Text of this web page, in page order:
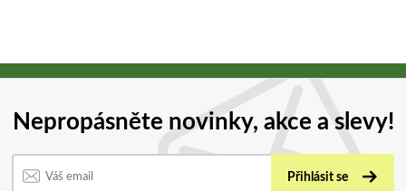
Nepropásněte novinky, akce a slevy!
Přihlásit se